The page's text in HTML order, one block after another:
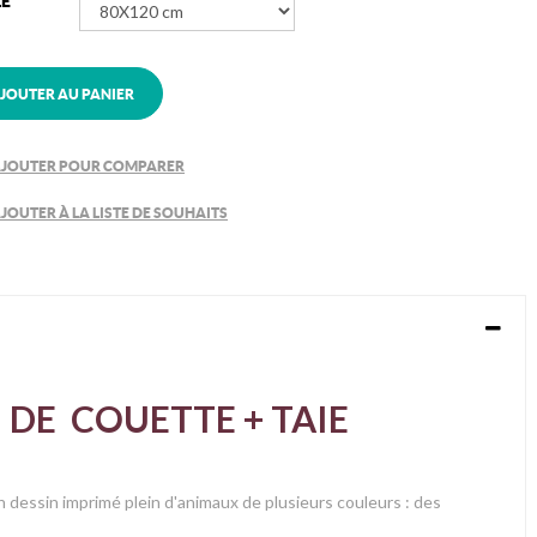
AU PANIER
POUR COMPARER
À LA LISTE DE SOUHAITS
COUETTE + TAIE
dessin imprimé plein d'animaux de plusieurs couleurs : des